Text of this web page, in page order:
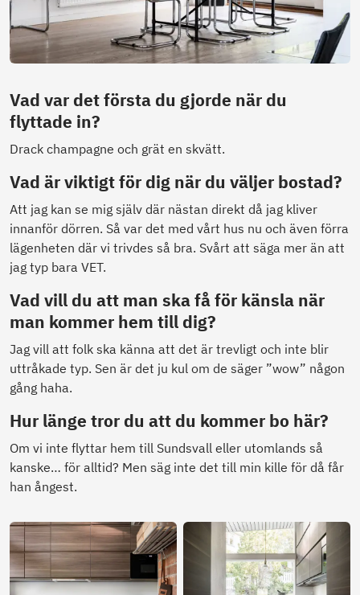
Vad var det första du gjorde när du
flyttade in?
Drack champagne och grät en skvätt.
Vad är viktigt för dig när du väljer bostad?
Att jag kan se mig själv där nästan direkt då jag kliver
innanför dörren. Så var det med vårt hus nu och även förra
lägenheten där vi trivdes så bra. Svårt att säga mer än att
jag typ bara VET.
Vad vill du att man ska få för känsla när
man kommer hem till dig?
Jag vill att folk ska känna att det är trevligt och inte blir
uttråkade typ. Sen är det ju kul om de säger ”wow” någon
gång haha.
Hur länge tror du att du kommer bo här?
Om vi inte flyttar hem till Sundsvall eller utomlands så
kanske… för alltid? Men säg inte det till min kille för då får
han ångest.